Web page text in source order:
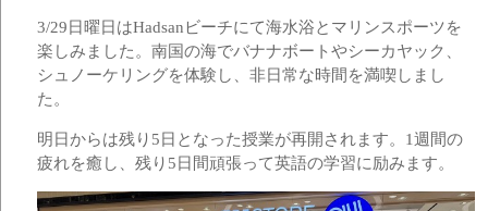
3/29日曜日はHadsanビーチにて海水浴とマリンスポーツを
楽しみました。南国の海でバナナボートやシーカヤック、
シュノーケリングを体験し、非日常な時間を満喫しまし
た。
明日からは残り5日となった授業が再開されます。1週間の
疲れを癒し、残り5日間頑張って英語の学習に励みます。